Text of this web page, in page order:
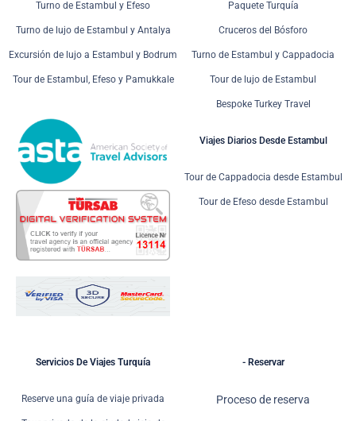
Turno de Estambul y Efeso
Turno de lujo de Estambul y Antalya
Excursión de lujo a Estambul y Bodrum
Tour de Estambul, Efeso y Pamukkale
Paquete Turquía
Cruceros del Bósforo
Turno de Estambul y Cappadocia
Tour de lujo de Estambul
Bespoke Turkey Travel
Viajes Diarios Desde Estambul
Tour de Cappadocia desde Estambul
Tour de Efeso desde Estambul
Servicios De Viajes Turquía
Reserve una guía de viaje privada
- Reservar
Proceso de reserva